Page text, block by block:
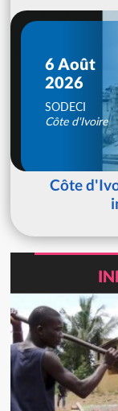
6 Août
2026
SODECI
Côte d'Ivoire
Côte